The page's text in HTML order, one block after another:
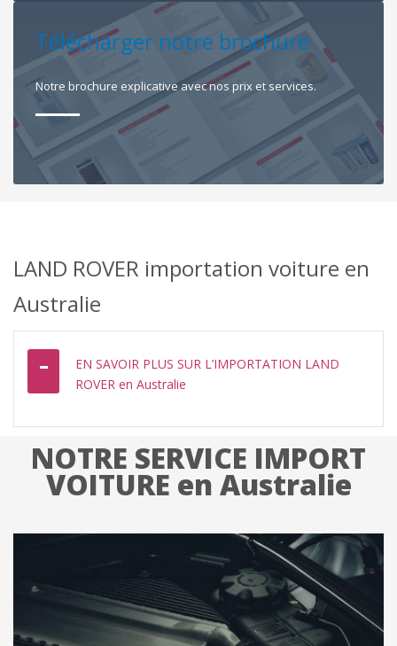
Télécharger notre brochure
Notre brochure explicative avec nos prix et services.
LAND ROVER importation voiture en
Australie
EN SAVOIR PLUS SUR L’IMPORTATION LAND
ROVER en Australie
NOTRE SERVICE IMPORT
VOITURE en Australie